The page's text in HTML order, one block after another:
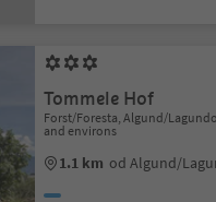
Tommele Hof
Forst/Foresta, Algund/
and environs
1.1 km od Algund/